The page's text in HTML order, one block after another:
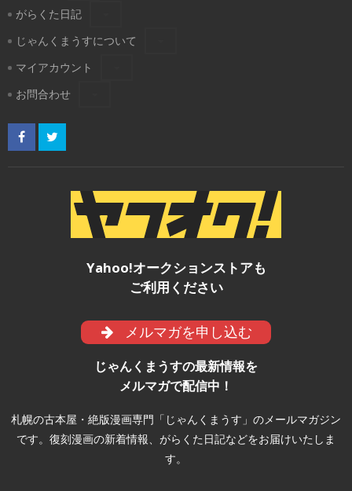
がらくた日記
じゃんくまうすについて
マイアカウント
お問合わせ
Yahoo!オークションストアも
ご利用ください
メルマガを申し込む
じゃんくまうすの最新情報を
メルマガで配信中！
札幌の古本屋・絶版漫画専門「じゃんくまうす」のメールマガジン
です。復刻漫画の新着情報、がらくた日記などをお届けいたしま
す。